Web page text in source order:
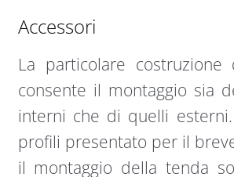
Accessori
La particolare costruzione
consente il montaggio sia
interni che di quelli
profili presentato per il
il montaggio della tenda